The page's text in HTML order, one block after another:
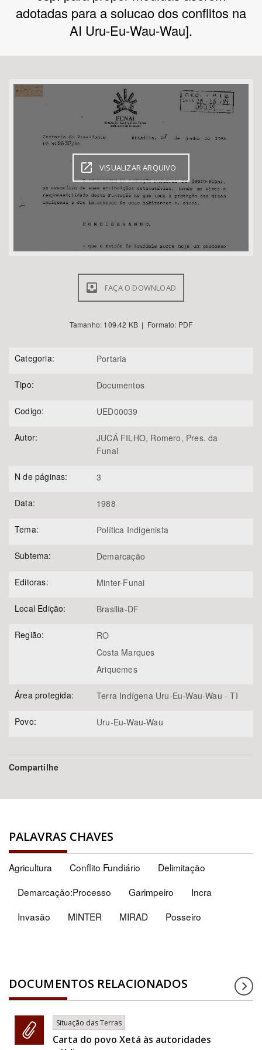
Tema
Subtema
Área de Levantamento
BUSCAR
adotadas para a solucao dos conflitos na
AI Uru-Eu-Wau-Wau].
VISUALIZAR ARQUIVO
FAÇA O DOWNLOAD
Tamanho: 109.42 KB | Formato: PDF
Categoria: Portaria
Tipo: Documentos
Codigo: UED00039
Autor:
JUCÁ FILHO, Romero, Pres. da
Funai
N de páginas: 3
Data: 1988
Tema: Política Indigenista
Subtema: Demarcação
Editoras: Minter-Funai
Local Edição: Brasilia-DF
Região:
RO
Costa Marques
Ariquemes
Área protegida: Terra Indígena Uru-Eu-Wau-Wau - TI
Povo: Uru-Eu-Wau-Wau
Compartilhe
PALAVRAS CHAVES
Agricultura Conflito Fundiário
Delimitação
Demarcação:Processo
Garimpeiro
Incra
Invasão
MINTER MIRAD Posseiro
DOCUMENTOS RELACIONADOS
Situação das Terras
Carta do povo Xetá às autoridades